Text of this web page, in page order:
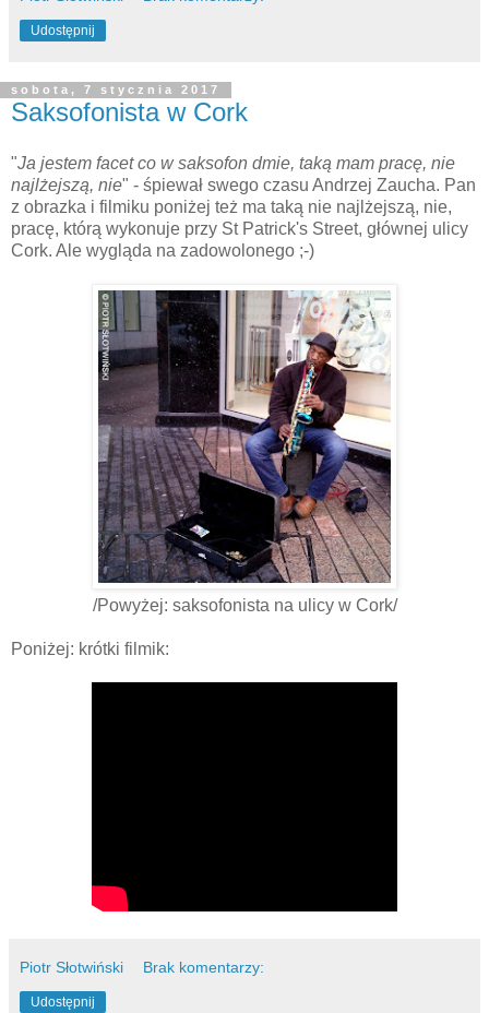
Udostępnij
sobota, 7 stycznia 2017
Saksofonista w Cork
"Ja jestem facet co w saksofon dmie, taką mam pracę, nie
najlżejszą, nie" - śpiewał swego czasu Andrzej Zaucha. Pan
z obrazka i filmiku poniżej też ma taką nie najlżejszą, nie,
pracę, którą wykonuje przy St Patrick's Street, głównej ulicy
Cork. Ale wygląda na zadowolonego ;-)
/Powyżej: saksofonista na ulicy w Cork/
Poniżej: krótki filmik:
Piotr Słotwiński Brak komentarzy:
Udostępnij